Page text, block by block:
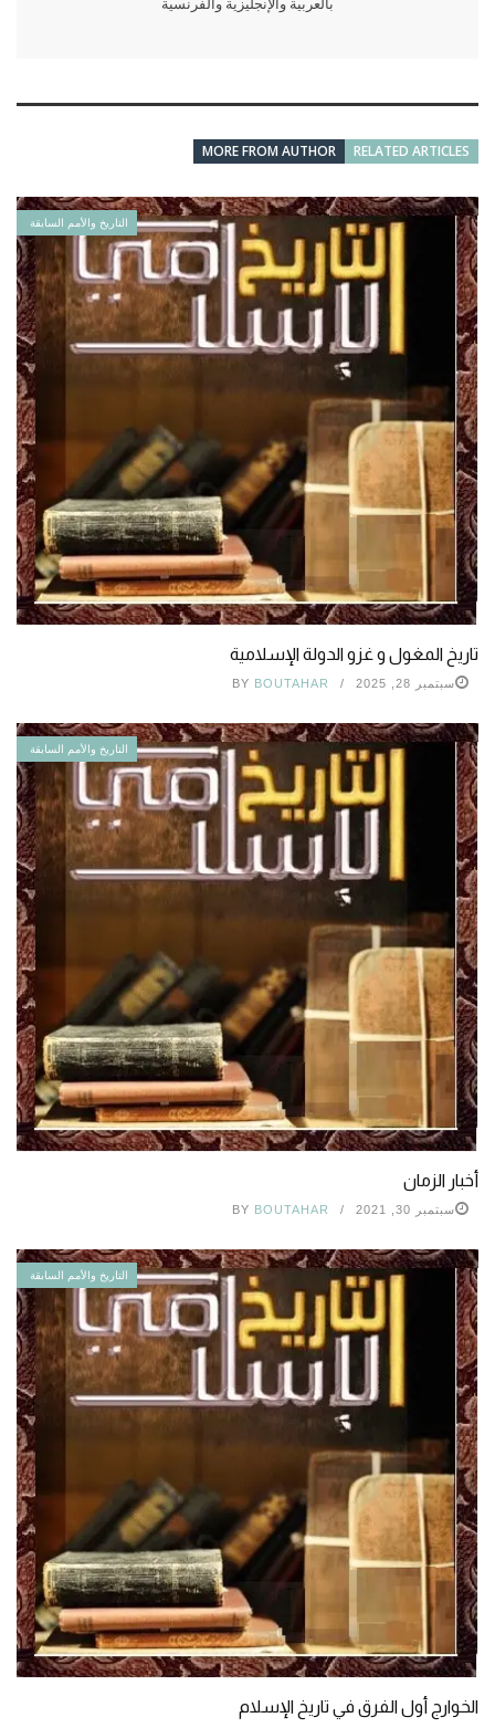
RELATED ARTICLES
MORE FROM AUTHOR
التاريخ والأمم السابقة
تاريخ المغول و غزو الدولة الإسلامية
سبتمبر 28, 2025 BY BOUTAHAR
التاريخ والأمم السابقة
أخبار الزمان
سبتمبر 30, 2021 BY BOUTAHAR
التاريخ والأمم السابقة
الخوارج أول الفرق في تاريخ الإسلام